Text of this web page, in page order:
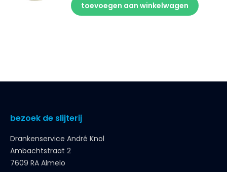
toevoegen aan winkelwagen
bezoek de slijterij
Drankenservice André Knol
Ambachtstraat 2
7609 RA Almelo